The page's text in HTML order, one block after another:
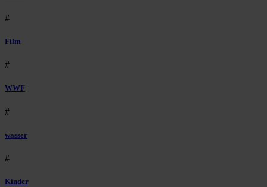
#
Film
#
WWF
#
wasser
#
Kinder